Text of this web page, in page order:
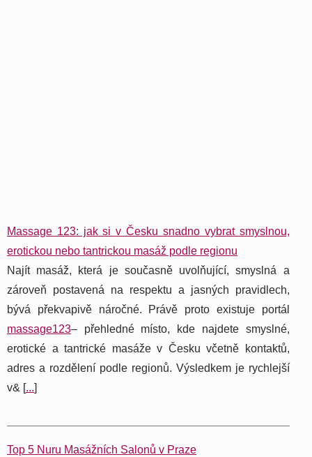
Massage 123: jak si v Česku snadno vybrat smyslnou,
erotickou nebo tantrickou masáž podle regionu
Najít masáž, která je současně uvolňující, smyslná a
zároveň postavená na respektu a jasných pravidlech,
bývá překvapivě náročné. Právě proto existuje portál
massage123– přehledné místo, kde najdete smyslné,
erotické a tantrické masáže v Česku včetně kontaktů,
adres a rozdělení podle regionů. Výsledkem je rychlejší
v& [...]
Top 5 Nuru Masážních Salonů v Praze